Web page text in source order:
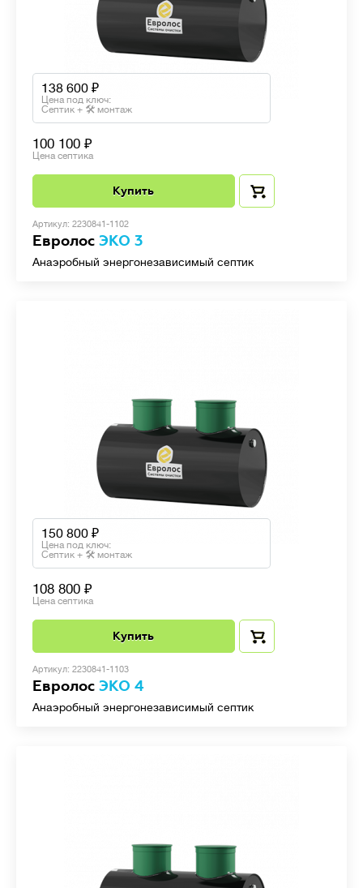
138 600
Цена под ключ:
Септик + 🛠 монтаж
100 100
Цена септика
Купить
Артикул: 2230841-1102
Евролос ЭКО 3
Анаэробный энергонезависимый септик
150 800
Цена под ключ:
Септик + 🛠 монтаж
108 800
Цена септика
Купить
Артикул: 2230841-1103
Евролос ЭКО 4
Анаэробный энергонезависимый септик